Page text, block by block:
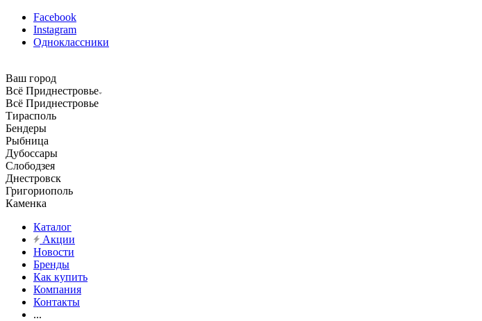
Facebook
Instagram
Одноклассники
Ваш город
Всё Приднестровье
Всё Приднестровье
Тирасполь
Бендеры
Рыбница
Дубоссары
Слободзея
Днестровск
Григориополь
Каменка
Каталог
Акции
Новости
Бренды
Как купить
Компания
Контакты
...